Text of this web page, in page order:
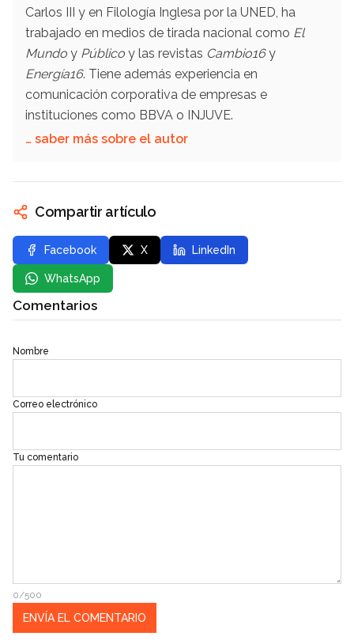
Carlos III y en Filología Inglesa por la UNED, ha
trabajado en medios de tirada nacional como El
Mundo y Público y las revistas Cambio16y
Energía16. Tiene además experiencia en
comunicación corporativa de empresas e
instituciones como BBVA o INJUVE.
… saber más sobre el autor
Compartir artículo
Facebook X LinkedIn
WhatsApp
Comentarios
Nombre
Correo electrónico
Tu comentario
0/500